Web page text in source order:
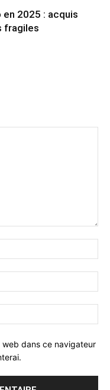
en 2025 : acquis
fragiles
web dans ce navigateur